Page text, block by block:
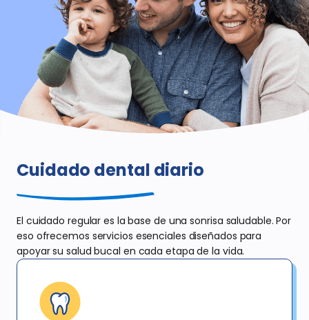
Cuidado dental diario
El cuidado regular es la base de una sonrisa saludable. Por
eso ofrecemos servicios esenciales diseñados para
apoyar su saludbucal en cada etapa de la vida.